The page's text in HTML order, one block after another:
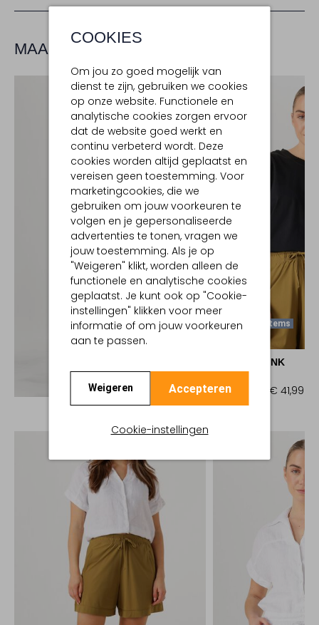
COOKIES
Om jou zo goed mogelijk van
dienst te zijn, gebruiken we cookies
op onze website. Functionele en
analytische cookies zorgen ervoor
dat de website goed werkt en
continu verbeterd wordt. Deze
cookies worden altijd geplaatst en
vereisen geen toestemming. Voor
marketingcookies, die we
gebruiken om jouw voorkeuren te
volgen en je gepersonaliseerde
advertenties te tonen, vragen we
jouw toestemming. Als je op
"Weigeren" klikt, worden alleen de
functionele en analytische cookies
geplaatst. Je kunt ook op "Cookie-
instellingen" klikken voor meer
informatie of om jouw voorkeuren
aan te passen.
Weigeren Accepteren
Cookie-instellingen
MAAK JE LOOK COMPLEET
Ontdek de look
Laatste Items
PENN & INK
€ 69,99
€ 41,99